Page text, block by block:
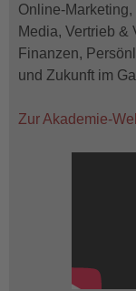
Online-
Media, Vertrieb &
Finanzen,
und Zukunft im
Zur Akademie-